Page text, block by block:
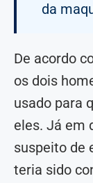
da
De acordo
os dois
usado para
eles. Já em
suspeito de
teria sido